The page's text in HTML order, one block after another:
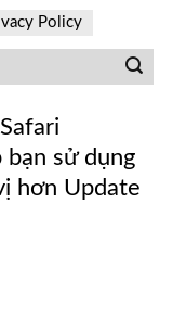
Policy
bạn sử dụng
hơn Update